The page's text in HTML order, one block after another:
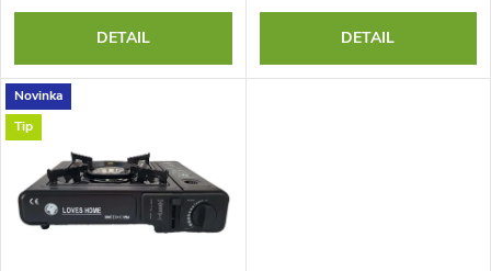
r
o
d
u
k
d
u
k
DETAIL DETAIL
Novinka
Tip